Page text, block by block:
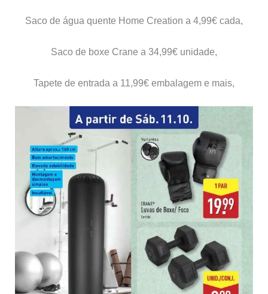
Saco de água quente Home Creation a 4,99€ cada,
Saco de boxe Crane a 34,99€ unidade,
Tapete de entrada a 11,99€ embalagem e mais,